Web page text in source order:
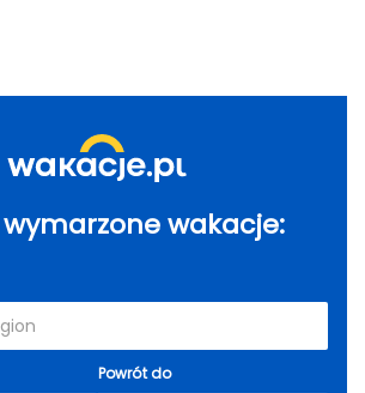
wakacje:
Powrót do